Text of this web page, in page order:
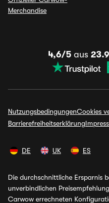
Merchandise
4,6/5aus
NutzungsbedingungenCookies
Barrierefreiheitserklärung
DE UK ES
Die durchschnittliche Ersparnis
unverbindlichen
Carwow errechneten